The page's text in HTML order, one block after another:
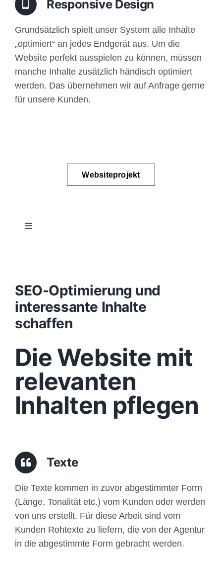
Responsive Design
Grundsätzlich spielt unser System alle Inhalte
„optimiert“ an jedes Endgerät aus. Um die
Website perfekt ausspielen zu können, müssen
manche Inhalte zusätzlich händisch optimiert
werden. Das übernehmen wir auf Anfrage gerne
für unsere Kunden.
Websiteprojekt
Toggle
Konzept
Design
Content
Funktionen
Aufbau
SEO-Optimierung und
interessante Inhalte
schaffen
Die Website mit
relevanten
Inhalten pflegen
Texte
Die Texte kommen in zuvor abgestimmter Form
(Länge, Tonalität etc.) vom Kunden oder werden
von uns erstellt. Für diese Arbeit sind vom
Kunden Rohtexte zu liefern, die von der Agentur
in die abgestimmte Form gebracht werden.